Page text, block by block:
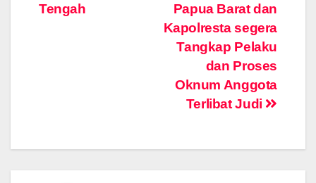
Papua Barat dan
Kapolresta segera
Tangkap Pelaku
dan Proses
Oknum Anggota
Terlibat Judi
Tengah